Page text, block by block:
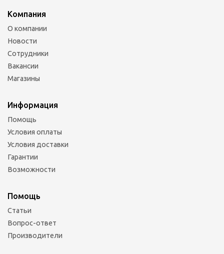
Компания
О компании
Новости
Сотрудники
Вакансии
Магазины
Информация
Помощь
Условия оплаты
Условия доставки
Гарантии
Возможности
Помощь
Статьи
Вопрос-ответ
Производители